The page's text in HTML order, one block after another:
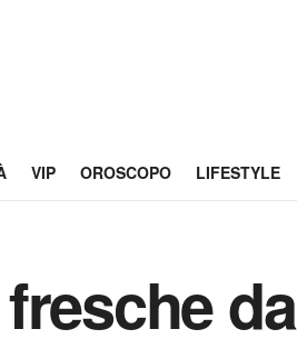
VIP OROSCOPO LIFESTYLE
da